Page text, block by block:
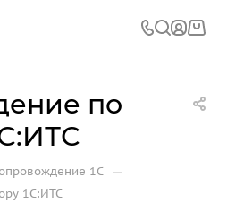
по
1С —
1С:ИТС